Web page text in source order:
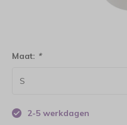
Maat: *
2-5 werkdagen